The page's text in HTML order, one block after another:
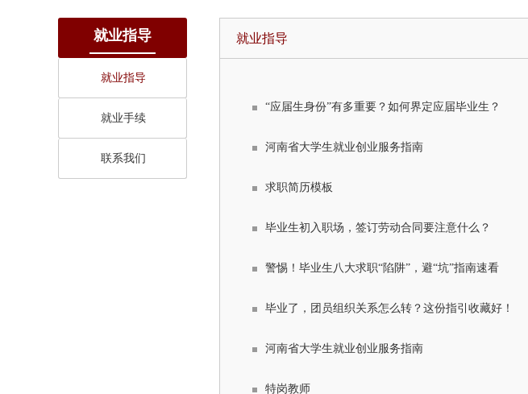
就业指导
就业指导
就业手续
联系我们
就业指导
“应届生身份”有多重要？如何界定应届毕业生？
河南省大学生就业创业服务指南
求职简历模板
毕业生初入职场，签订劳动合同要注意什么？
警惕！毕业生八大求职“陷阱”，避“坑”指南速看
毕业了，团员组织关系怎么转？这份指引收藏好！
河南省大学生就业创业服务指南
特岗教师